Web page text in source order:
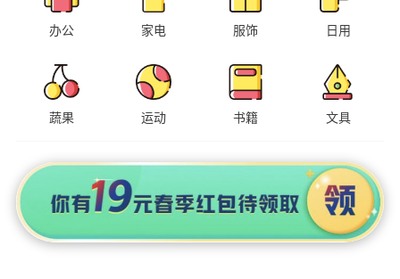
办公 家电 服饰 日用
蔬果 运动 书籍 文具